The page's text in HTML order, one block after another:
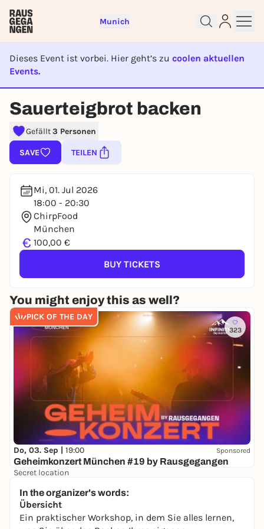
Munich
Dieses Event ist vorbei. Hier geht’s zu coolen aktuellen
Events.
EVENT IST BEENDET
Sauerteigbrot backen
Gefällt3 Personen
SAVE TEILEN
Mi, 01. Jul 2026
18:00 - 20:30
ChirpFood
München
€ 100,00 €
BUY TICKETS
You might enjoy this as well?
PICK OF THE DAY
323
Do, 03. Sep | 19:00 Sponsored
Geheimkonzert München #19 by Rausgegangen
Secret location
In the organizer's words:
Übersicht
Ein praktischer Workshop, in dem Sie alles lernen,
Sign up for free and get started
To like events, follow pages, or participate in
lotteries, you need a free Rausgegangen account.